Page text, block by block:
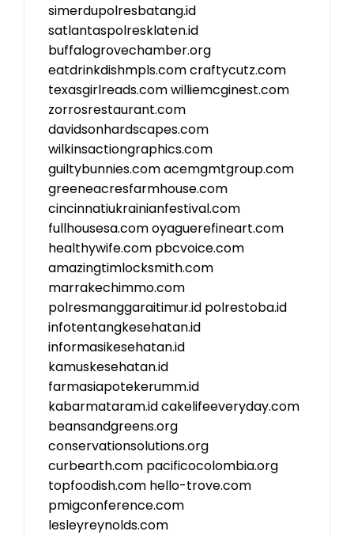
simerdupolresbatang.id
satlantaspolresklaten.id
buffalogrovechamber.org
eatdrinkdishmpls.comcraftycutz.com
texasgirlreads.comwilliemcginest.com
zorrosrestaurant.com
davidsonhardscapes.com
wilkinsactiongraphics.com
guiltybunnies.comacemgmtgroup.com
greeneacresfarmhouse.com
cincinnatiukrainianfestival.com
fullhousesa.comoyaguerefineart.com
healthywife.com pbcvoice.com
amazingtimlocksmith.com
marrakechimmo.com
polresmanggaraitimur.id polrestoba.id
infotentangkesehatan.id
informasikesehatan.id
kamuskesehatan.id
farmasiapotekerumm.id
kabarmataram.idcakelifeeveryday.com
beansandgreens.org
conservationsolutions.org
curbearth.com pacificocolombia.org
topfoodish.com hello-trove.com
pmigconference.com
lesleyreynolds.com